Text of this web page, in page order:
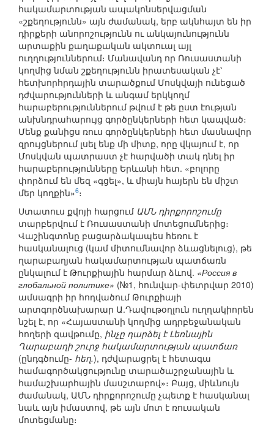
հակամարտության ապակոնսերվացման
«շքեղությունն» այն ժամանակ, երբ ակնհայտ են իր
դիրքերի անորոշությունն ու անկայունությունն
արտաքին քաղաքական ակտուալ այլ
ուղղություններում։ Մանավանդ որ Ռուսաստանի
կողմից նման շքեղությունն իրատեսական չէ՝
հետխորհրդային տարածքում Մոսկվայի ունեցած
դժվարությունների և անգամ երկկողմ
հարաբերություններում թվում է թե ըստ էության
անխնդրահարույց գործընկերների հետ կապված։
Մենք քանիցս ռուս գործընկերների հետ մասնավոր
զրույցներում լսել ենք մի միտք, որը վկայում է, որ
Մոսկվան պատրաստ չէ հարվածի տակ դնել իր
հարաբերությունները Երևանի հետ. «բոլորը
փորձում են մեզ «գցել», և միայն հայերն են միշտ
մեր կողքին»6։
Ստատուս քվոյի հարցում ԱՄՆ դիրքորոշումը
տարբերվում է Ռուսաստանի մոտեցումներից։
Վաշինգտոնը բացարձակապես հեռու է
հասկանալուց (կամ միտումնավոր ձևացնելուց), թե
ղարաբաղյան հակամարտության պատճառն
ընկալում է Թուրքիային հարմար ձևով. «Россия в
глобальной политике» (№1, հունվար-փետրվար 2010)
ամսագրի իր հոդվածում Թուրքիայի
արտգործնախարար Ա.Դավութօղլուն ուղղակիորեն
նշել է, որ «Հայաստանի կողմից ադրբեջանական
հողերի զավթումը, ինչը դարձել է Լեռնային
Ղարաբաղի շուրջ հակամարտության պատճառ
(ընդգծումը- հեղ.), դժվարացրել է հետագա
համագործակցությունը տարածաշրջանային և
համաշխարհային մասշտաբով»։ Բայց, միևնույն
ժամանակ, ԱՄՆ դիրքորոշումը չպետք է հասկանալ
նաև այն իմաստով, թե այն մոտ է ռուսական
մոտեցմանը։